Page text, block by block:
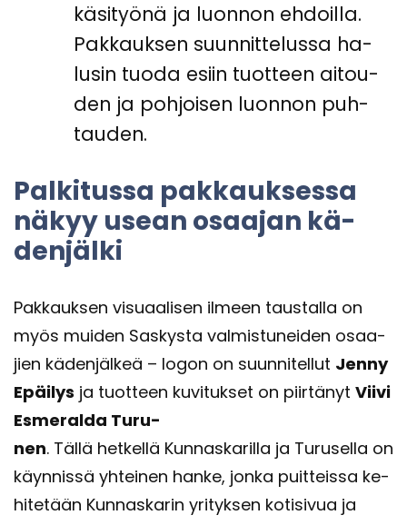
kä­si­työ­nä ja luon­non eh­doil­la.
Pak­kauk­sen suun­nit­te­lus­sa ha­
lusin tuoda esiin tuot­teen ai­tou­
den ja poh­joi­sen luon­non puh­
tau­den.
Pal­ki­tus­sa pak­kauk­ses­sa
näkyy usean osaa­jan kä­
den­jäl­ki
Pak­kauk­sen vi­su­aa­li­sen il­meen taus­tal­la on
myös mui­den Sas­kys­ta val­mis­tu­nei­den osaa­
jien kä­den­jäl­keä – logon on suun­ni­tel­lut Jenny
Epäi­lys ja tuot­teen ku­vi­tuk­set on piir­tä­nyt Viivi
Es­me­ral­da Tu­ru­
nen. Tällä het­kel­lä Kun­nas­ka­ril­la ja Tu­rusel­la on
käyn­nis­sä yh­tei­nen hanke, jonka puit­teis­sa ke­
hi­te­tään Kun­nas­ka­rin yri­tyk­sen ko­ti­si­vua ja